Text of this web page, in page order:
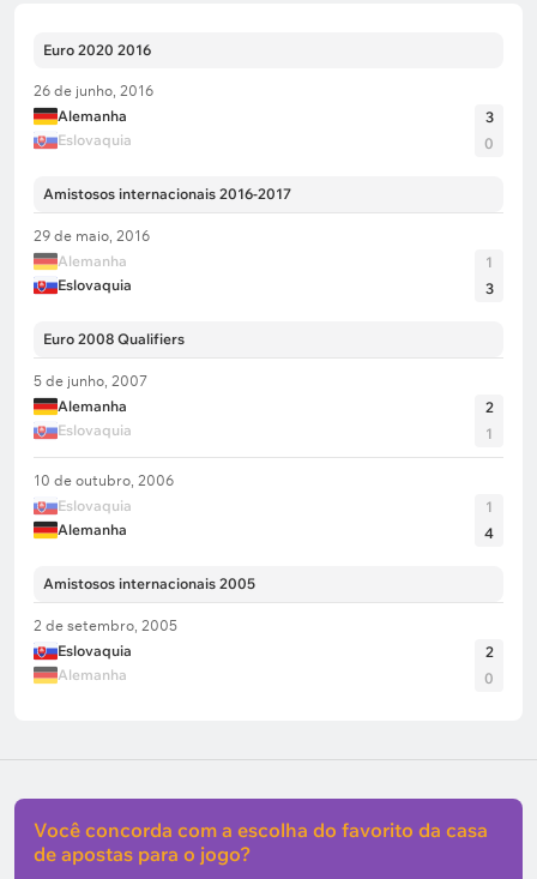
Euro 2020 2016
26 de junho, 2016
Alemanha
Eslovaquia
3
0
Amistosos internacionais 2016-2017
29 de maio, 2016
Alemanha
Eslovaquia
1
3
Euro 2008 Qualifiers
5 de junho, 2007
Alemanha
Eslovaquia
2
1
10 de outubro, 2006
Eslovaquia
Alemanha
1
4
Amistosos internacionais 2005
2 de setembro, 2005
Eslovaquia
Alemanha
2
0
Você concorda com a escolha do favorito da casa
de apostas para o jogo?